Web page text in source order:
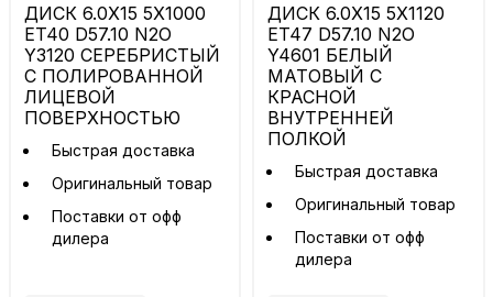
ДИСК 6.0X15 5X1000
ET40 D57.10 N2O
Y3120 СЕРЕБРИСТЫЙ
С ПОЛИРОВАННОЙ
ЛИЦЕВОЙ
ПОВЕРХНОСТЬЮ
Быстрая доставка
Оригинальный товар
Поставки от офф
дилера
ДИСК 6.0X15 5X1120
ET47 D57.10 N2O
Y4601 БЕЛЫЙ
МАТОВЫЙ С
КРАСНОЙ
ВНУТРЕННЕЙ
ПОЛКОЙ
Быстрая доставка
Оригинальный товар
Поставки от офф
дилера